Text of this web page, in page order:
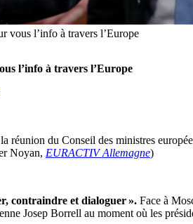
vous l’info à travers l’Europe
l’info à travers l’Europe
réunion du Conseil des ministres
Noyan, EURACTIV Allemagne)
contraindre et dialoguer ». Face à
Josep Borrell au moment où les